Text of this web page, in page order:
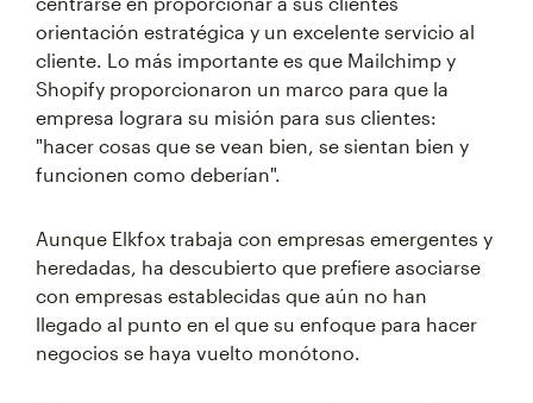
orientación estratégica y un excelente servicio al
cliente. Lo más importante es que Mailchimp y
Shopify proporcionaron un marco para que la
empresa lograra su misión para sus clientes:
"hacer cosas que se vean bien, se sientan bien y
funcionen como deberían".
Aunque Elkfox trabaja con empresas emergentes y
heredadas, ha descubierto que prefiere asociarse
con empresas establecidas que aún no han
llegado al punto en el que su enfoque para hacer
negocios se haya vuelto monótono.